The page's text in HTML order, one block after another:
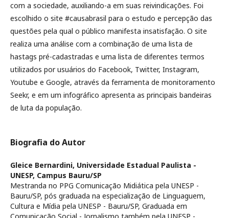
com a sociedade, auxiliando-a em suas reivindicações. Foi
escolhido o site #causabrasil para o estudo e percepção das
questões pela qual o público manifesta insatisfação. O site
realiza uma análise com a combinação de uma lista de
hastags pré-cadastradas e uma lista de diferentes termos
utilizados por usuários do Facebook, Twitter, Instagram,
Youtube e Google, através da ferramenta de monitoramento
Seekr, e em um infográfico apresenta as principais bandeiras
de luta da população.
Biografia do Autor
Gleice Bernardini, Universidade Estadual Paulista -
UNESP, Campus Bauru/SP
Mestranda no PPG Comunicação Midiática pela UNESP -
Bauru/SP, pós graduada na especialização de Linguaguem,
Cultura e Mídia pela UNESP - Bauru/SP, Graduada em